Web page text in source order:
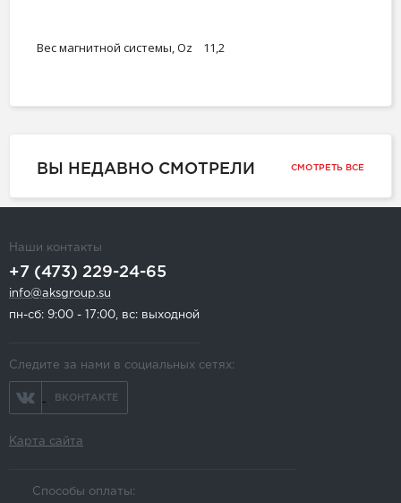
Вес магнитной системы, Oz 11,2
ВЫ НЕДАВНО СМОТРЕЛИ СМОТРЕТЬ ВСЕ
Наши контакты
+7 (473) 229-24-65
info@aksgroup.su
пн-сб: 9:00 - 17:00, вс: выходной
Следите за нами в социальных сетях:
ВКОНТАКТЕ
Карта сайта
Способы оплаты: